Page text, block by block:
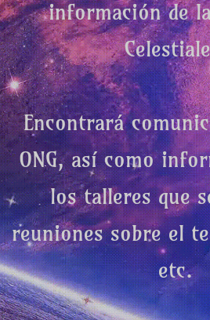
información de
Encontrará
ONG, así como
los talleres que
reuniones sobre el
etc.